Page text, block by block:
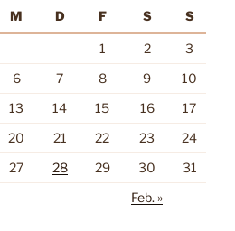
M D F S S
1 2
3
6 7 8 9
10
13 14 15 16
17
20 21 22 23
24
27 28 29 30
31
Feb. »